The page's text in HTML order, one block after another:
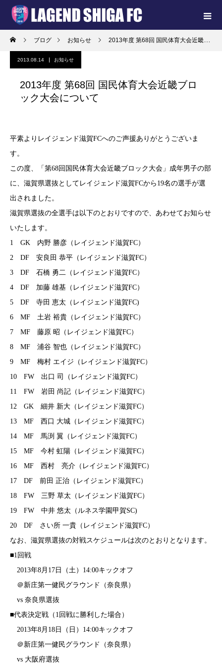
ブログ お知らせ 2013年度 第68回 国民体育大会近畿ブロック大会について
2013.08.14 お知らせ
2013年度 第68回 国民体育大会近畿ブロ
ック大会について
平素よりレイジェンド滋賀FCへのご声援ありがとうございま
す。
この度、「第68回国民体育大会近畿ブロック大会」成年男子の部
に、滋賀県選抜としてレイジェンド滋賀FCから19名の選手が選
出されました。
滋賀県選抜の全選手は以下のとおりですので、あわせてお知らせ
いたします。
1 GK 内野 勝彦（レイジェンド滋賀FC）
2 DF 安良田 恭平（レイジェンド滋賀FC）
3 DF 石橋 勇二（レイジェンド滋賀FC）
4 DF 加藤 雄基（レイジェンド滋賀FC）
5 DF 寺田 恵太（レイジェンド滋賀FC)
6 MF 土岩 裕貴（レイジェンド滋賀FC）
7 MF 藤原 昭（レイジェンド滋賀FC）
8 MF 浦谷 智也（レイジェンド滋賀FC）
9 MF 梅村 エイジ（レイジェンド滋賀FC）
10 FW 出口 司（レイジェンド滋賀FC）
11 FW 岩田 尚記（レイジェンド滋賀FC）
12 GK 細井 新大（レイジェンド滋賀FC）
13 MF 西口 大城（レイジェンド滋賀FC）
14 MF 馬渕 翼（レイジェンド滋賀FC）
15 MF 今村 虹陽（レイジェンド滋賀FC）
16 MF 西村 亮介（レイジェンド滋賀FC）
17 DF 前田 正治（レイジェンド滋賀FC）
18 FW 三野 草太（レイジェンド滋賀FC）
19 FW 中井 悠太（ルネス学園甲賀SC)
20 DF さい所 一貴（レイジェンド滋賀FC）
なお、滋賀県選抜の対戦スケジュールは次のとおりとなります。
■1回戦
2013年8月17日（土）14:00キックオフ
＠新庄第一健民グラウンド（奈良県）
vs 奈良県選抜
■代表決定戦（1回戦に勝利した場合）
2013年8月18日（日）14:00キックオフ
＠新庄第一健民グラウンド（奈良県）
vs 大阪府選抜